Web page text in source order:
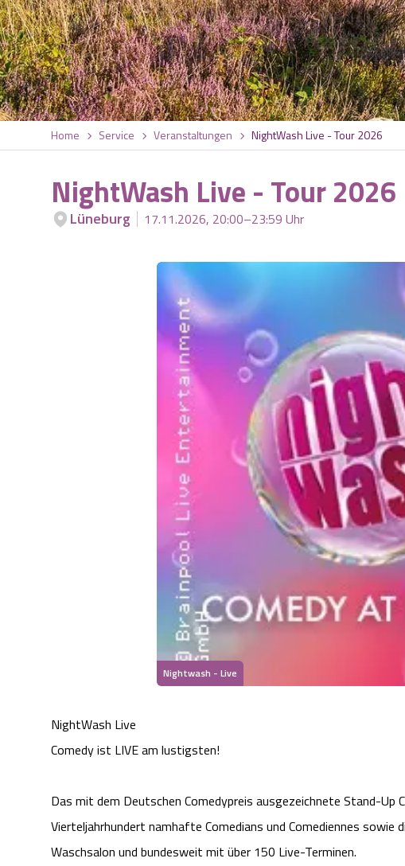
Home Service Veranstaltungen NightWash Live - Tour 2026
NightWash Live - Tour 2026
Lüneburg 17.11.2026, 20:00–23:59 Uhr
Nightwash - Live
NightWash Live
Comedy ist LIVE am lustigsten!
Das mit dem Deutschen Comedypreis ausgezeichnete Stand-
Vierteljahrhundert namhafte Comedians und Comediennes sowie
Waschsalon und bundesweit mit über 150 Live-Terminen.